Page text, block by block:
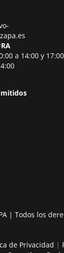
a 14:00 y
| Todos los
de Privacidad |